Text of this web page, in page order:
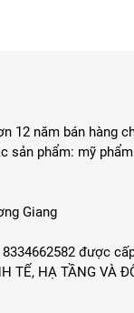
12 năm bán hàng
sản phẩm: mỹ
Giang
được
TẾ, HẠ TẦNG VÀ